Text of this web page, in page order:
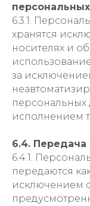
6.3.1.
хранятся
носителях и
за
персональных
исполнением
6.4.
6.4.1.
передаются
исключением